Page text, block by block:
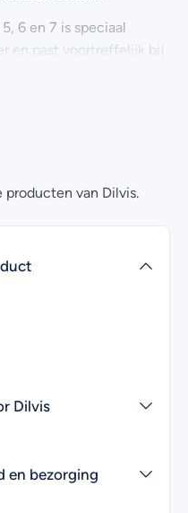
6 en 7 is speciaal
en past voortreffelijk bij
bestellen van onze vis
ook contact met
van Dilvis.
Dilvis
en bezorging